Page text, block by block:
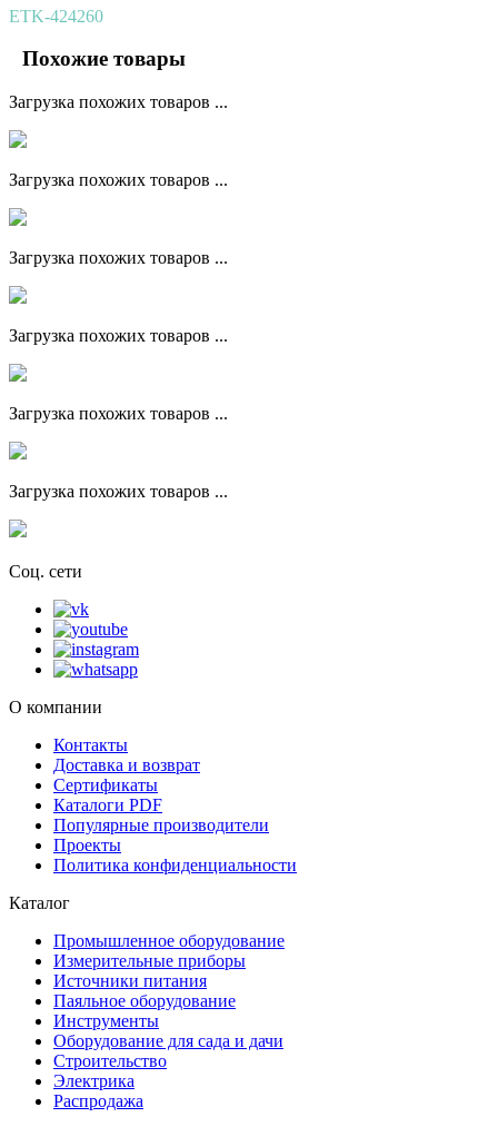
ETK-424260
Похожие товары
Загрузка похожих товаров ...
Загрузка похожих товаров ...
Загрузка похожих товаров ...
Загрузка похожих товаров ...
Загрузка похожих товаров ...
Загрузка похожих товаров ...
Соц. сети
О компании
Контакты
Доставка и возврат
Сертификаты
Каталоги PDF
Популярные производители
Проекты
Политика конфиденциальности
Каталог
Промышленное оборудование
Измерительные приборы
Источники питания
Паяльное оборудование
Инструменты
Оборудование для сада и дачи
Строительство
Электрика
Распродажа